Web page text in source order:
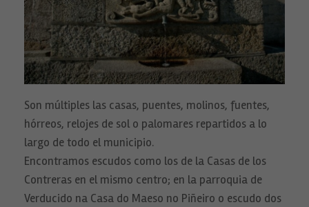
Son múltiples las casas, puentes, molinos, fuentes,
hórreos, relojes de sol o palomares repartidos a lo
largo de todo el municipio.
Encontramos escudos como los de la Casas de los
Contreras en el mismo centro; en la parroquia de
Verducido na Casa do Maeso no Piñeiro o escudo dos